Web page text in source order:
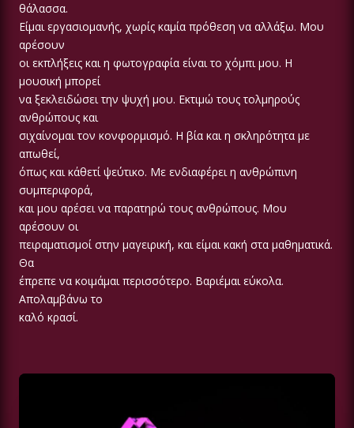
θάλασσα.
Είμαι εργασιομανής, χωρίς καμία πρόθεση να αλλάξω. Μου
αρέσουν
οι εκπλήξεις και η φωτογραφία είναι το χόμπι μου. Η
μουσική μπορεί
να ξεκλειδώσει την ψυχή μου. Εκτιμώ τους τολμηρούς
ανθρώπους και
σιχαίνομαι τον κονφορμισμό. Η βία και η σκληρότητα με
απωθεί,
όπως και κάθετί ψεύτικο. Με ενδιαφέρει η ανθρώπινη
συμπεριφορά,
και μου αρέσει να παρατηρώ τους ανθρώπους. Μου
αρέσουν οι
πειραματισμοί στην μαγειρική, και είμαι κακή στα μαθηματικά.
Θα
έπρεπε να κοιμάμαι περισσότερο. Βαριέμαι εύκολα.
Απολαμβάνω το
καλό κρασί.